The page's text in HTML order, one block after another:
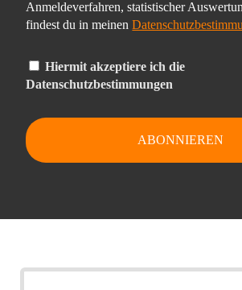
Anmeldeverfahren, statistischer
findest du in meinen
Hiermit akzeptiere ich die
Datenschutzbestimmungen